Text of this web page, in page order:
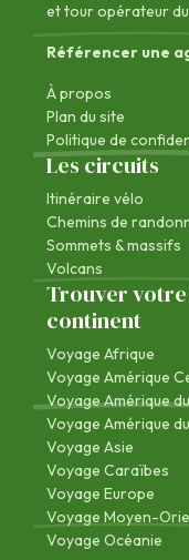
et tour opérateur
Référencer une
À propos
Plan du site
Politique de
Les circuits
Itinéraire vélo
Chemins de
Sommets & massifs
Volcans
Trouver
continent
Voyage Afrique
Voyage Amérique
Voyage Amérique
Voyage Amérique
Voyage Asie
Voyage Caraïbes
Voyage Europe
Voyage Moyen-
Voyage Océanie